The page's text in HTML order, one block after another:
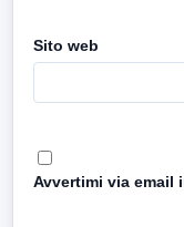
Sito web
Avvertimi via email